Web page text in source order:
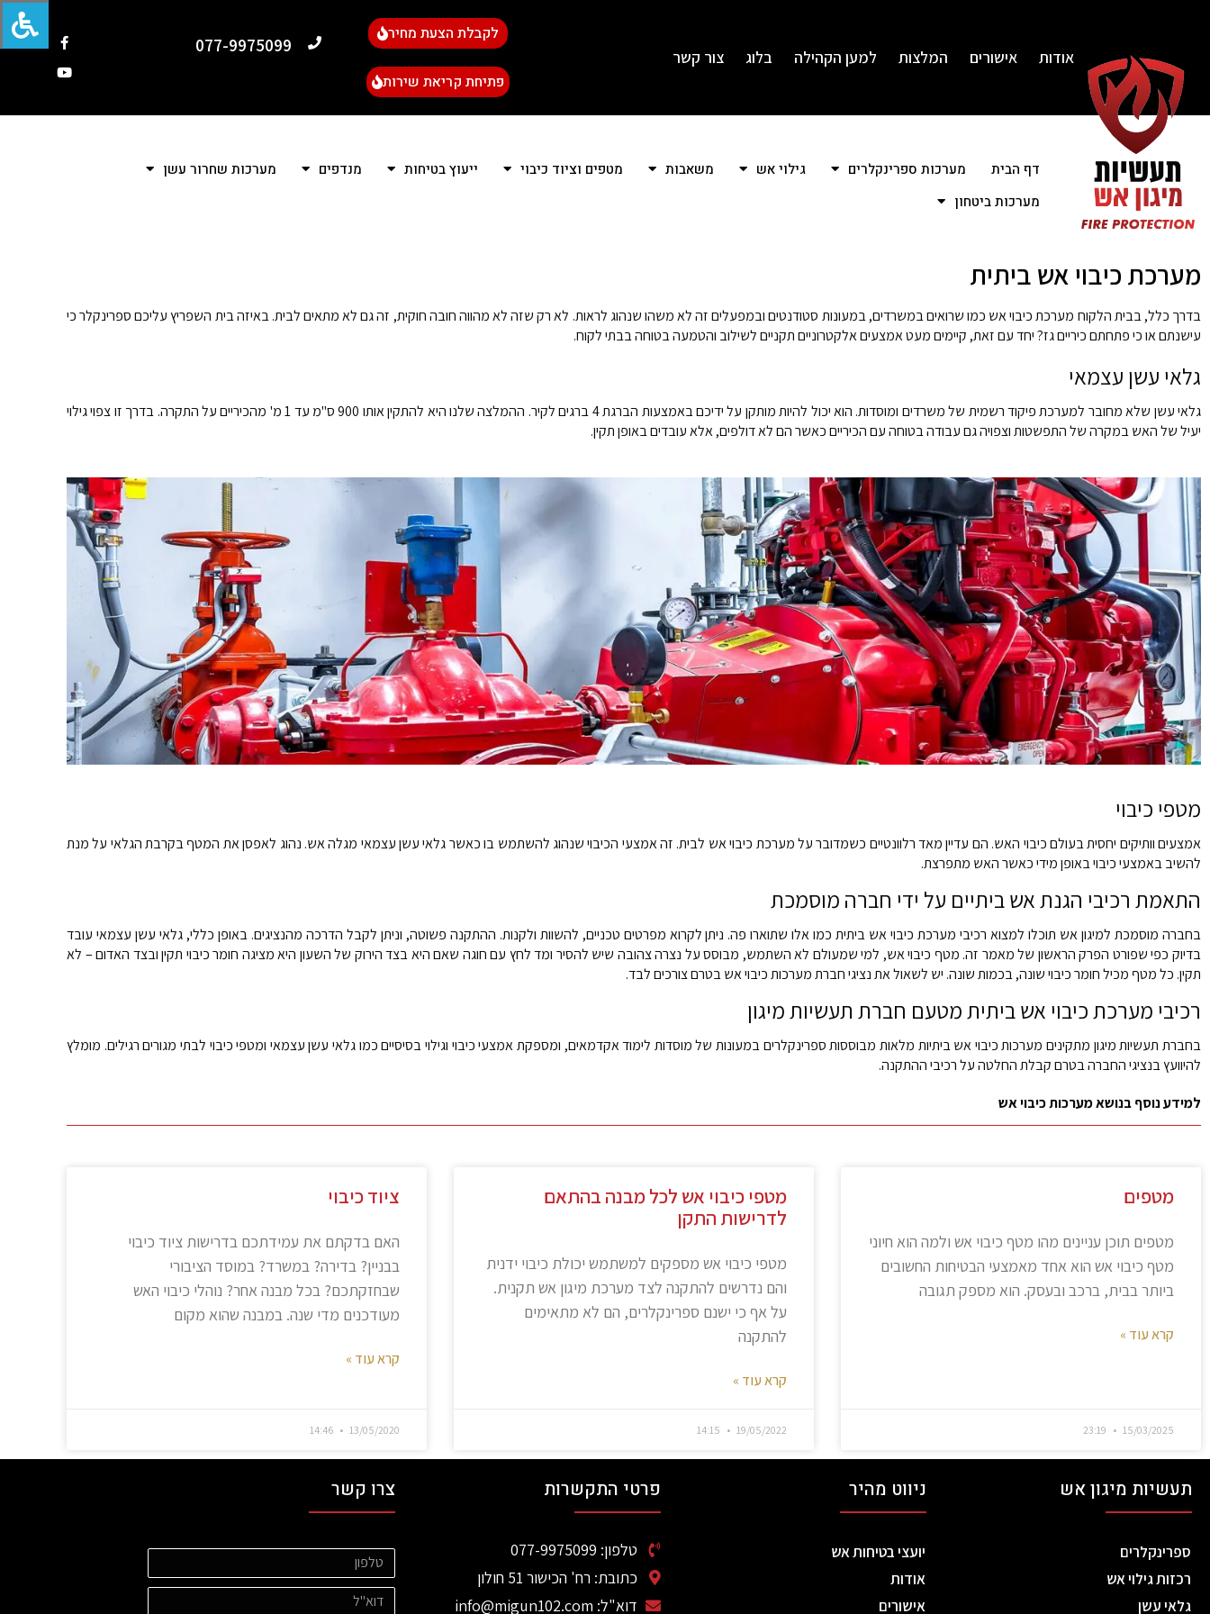
אודות אישורים המלצות למען הקהילה בלוג צור קשר
לקבלת הצעת מחיר
פתיחת קריאת שירות
077-9975099
דף הבית מערכות ספרינקלרים גילוי אש משאבות מטפים וציוד כיבוי ייעוץ בטיחות מנדפים
מערכות שחרור עשן
מערכות ביטחון
מערכת כיבוי אש ביתית
בדרך כלל, בבית הלקוח מערכת כיבוי אש כמו שרואים במשרדים, במעונות סטודנטים ובמפעלים זה לא משהו שנהוג לראות. לא רק שזה לא מהווה חובה חוקית, זה גם לא מתאים לבית. באיזה בית השפריץ עליכם ספרינקלר כי
עישנתם או כי פתחתם כיריים גז? יחד עם זאת, קיימים מעט אמצעים אלקטרוניים תקניים לשילוב והטמעה בטוחה בבתי לקוח.
גלאי עשן עצמאי
גלאי עשן שלא מחובר למערכת פיקוד רשמית של משרדים ומוסדות. הוא יכול להיות מותקן על ידיכם באמצעות הברגת 4 ברגים לקיר. ההמלצה שלנו היא להתקין אותו 900 ס"מ עד 1 מ' מהכיריים על התקרה. בדרך זו צפוי גילוי
יעיל של האש במקרה של התפשטות וצפויה גם עבודה בטוחה עם הכיריים כאשר הם לא דולפים, אלא עובדים באופן תקין.
מטפי כיבוי
אמצעים וותיקים יחסית בעולם כיבוי האש. הם עדיין מאד רלוונטיים כשמדובר על מערכת כיבוי אש לבית. זה אמצעי הכיבוי שנהוג להשתמש בו כאשר גלאי עשן עצמאי מגלה אש. נהוג לאפסן את המטף בקרבת הגלאי על מנת
להשיב באמצעי כיבוי באופן מידי כאשר האש מתפרצת.
התאמת רכיבי הגנת אש ביתיים על ידי חברה מוסמכת
בחברה מוסמכת למיגון אש תוכלו למצוא רכיבי מערכת כיבוי אש ביתית כמו אלו שתוארו פה. ניתן לקרוא מפרטים טכניים, להשוות ולקנות. ההתקנה פשוטה, וניתן לקבל הדרכה מהנציגים. באופן כללי, גלאי עשן עצמאי עובד
בדיוק כפי שפורט הפרק הראשון של מאמר זה. מטף כיבוי אש, למי שמעולם לא השתמש, מבוסס על נצרה צהובה שיש להסיר ומד לחץ עם חוגה שאם היא בצד הירוק של השעון היא מציגה חומר כיבוי תקין ובצד האדום – לא
תקין. כל מטף מכיל חומר כיבוי שונה, בכמות שונה. יש לשאול את נציגי חברת מערכות כיבוי אש בטרם צורכים לבד.
רכיבי מערכת כיבוי אש ביתית מטעם חברת תעשיות מיגון
בחברת תעשיות מיגון מתקינים מערכות כיבוי אש ביתיות מלאות מבוססות ספרינקלרים במעונות של מוסדות לימוד אקדמאים, ומספקת אמצעי כיבוי וגילוי בסיסיים כמו גלאי עשן עצמאי ומטפי כיבוי לבתי מגורים רגילים. מומלץ
להיוועץ בנציגי החברה בטרם קבלת החלטה על רכיבי ההתקנה.
למידע נוסף בנושא מערכות כיבוי אש
מטפים
מטפים תוכן עניינים מהו מטף כיבוי אש ולמה הוא חיוני
מטף כיבוי אש הוא אחד מאמצעי הבטיחות החשובים
ביותר בבית, ברכב ובעסק. הוא מספק תגובה
קרא עוד »
15/03/2025
מטפי כיבוי אש לכל מבנה בהתאם
לדרישות התקן
מטפי כיבוי אש מספקים למשתמש יכולת כיבוי ידנית
והם נדרשים להתקנה לצד מערכת מיגון אש תקנית.
על אף כי ישנם ספרינקלרים, הם לא מתאימים
להתקנה
קרא עוד »
19/05/2022
ציוד כיבוי
האם בדקתם את עמידתכם בדרישות ציוד כיבוי
בבניין? בדירה? במשרד? במוסד הציבורי
שבחזקתכם? בכל מבנה אחר? נוהלי כיבוי האש
מעודכנים מדי שנה. במבנה שהוא מקום
קרא עוד »
13/05/2020
תעשיות מיגון אש
ספרינקלרים
רכזות גילוי אש
גלאי עשן
ניווט מהיר
יועצי בטיחות אש
אודות
אישורים
פרטי התקשרות
טלפון: 077-9975099
כתובת: רח' הכישור 51 חולון
דוא"ל: info@migun102.com
צרו קשר